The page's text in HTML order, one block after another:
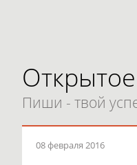
Пиши - твой
08 февраля 2016